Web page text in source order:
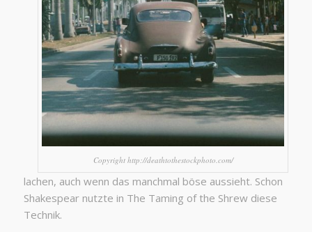
Copyright http://deathtothestockphoto.com/
lachen, auch wenn das manchmal böse aussieht. Schon
Shakespear nutzte in The Taming of the Shrew diese
Technik.